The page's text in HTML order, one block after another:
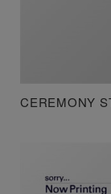
CEREMONY